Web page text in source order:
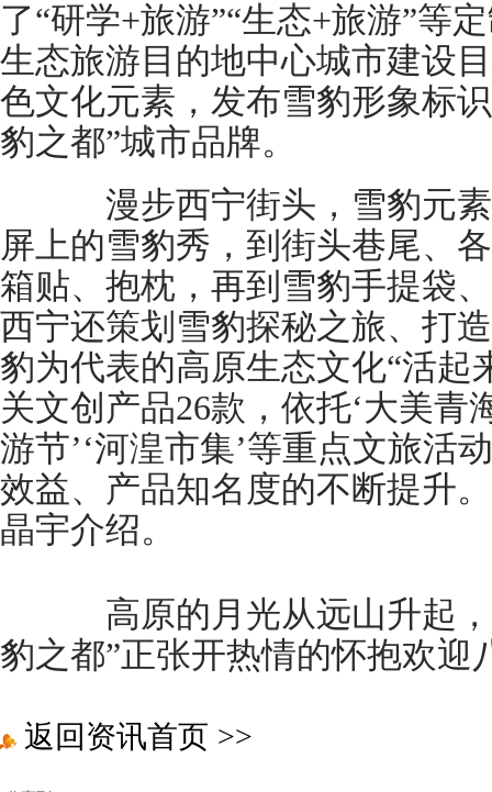
了“研学+旅游”“生态+旅游”等
生态旅游目的地中心城市建设
色文化元素，发布雪豹形象标
豹之都”城市品牌。
漫步西宁街头，雪豹元素
屏上的雪豹秀，到街头巷尾、
箱贴、抱枕，再到雪豹手提袋
西宁还策划雪豹探秘之旅、打
豹为代表的高原生态文化“活起
关文创产品26款，依托‘大美青
游节’‘河湟市集’等重点文旅活
效益、产品知名度的不断提升
晶宇介绍。
高原的月光从远山升起，
豹之都”正张开热情的怀抱欢迎
返回资讯首页 >>